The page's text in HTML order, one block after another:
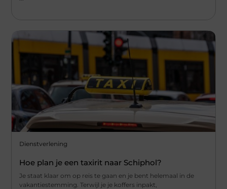
Dienstverlening
Hoe plan je een taxirit naar Schiphol?
Je staat klaar om op reis te gaan en je bent helemaal in de
vakantiestemming. Terwijl je je koffers inpakt,